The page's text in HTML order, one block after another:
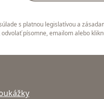
s platnou legislatívou a
odvolať písomne, emailom alebo